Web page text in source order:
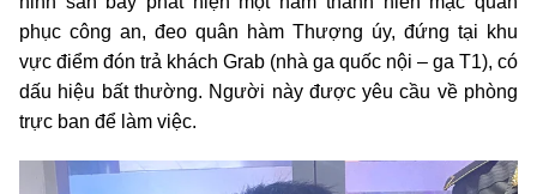
phục công an, đeo quân hàm Thượng úy, đứng tại khu
vực điểm đón trả khách Grab (nhà ga quốc nội – ga T1), có
dấu hiệu bất thường. Người này được yêu cầu về phòng
trực ban để làm việc.